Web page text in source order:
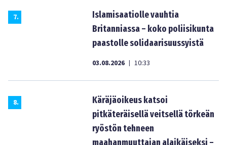
7.
Islamisaatiolle vauhtia
Britanniassa – koko poliisikunta
paastolle solidaarisuussyistä
03.08.2026 | 10:33
8.
Käräjäoikeus katsoi
pitkäteräisellä veitsellä törkeän
ryöstön tehneen
maahanmuuttajan alaikäiseksi –